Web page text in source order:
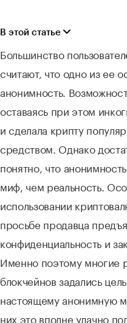
В этой статье
Большинство
считают, что одно из ее
анонимность.
оставаясь при этом
и сделала крипту
средством. Однако
понятно, что
миф, чем реальность.
использовании
просьбе продавца
конфиденциальность и
Именно поэтому многие
блокчейнов задались
настоящему анонимную
них это вполне удачно